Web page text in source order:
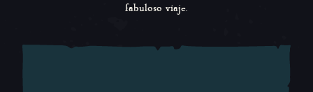
fabuloso viaje.